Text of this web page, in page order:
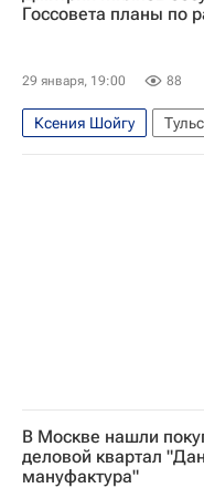
Госсовета планы по
29 января, 19:00 88
Ксения Шойгу
Тульская область
В Москве нашли
деловой квартал
мануфактура"